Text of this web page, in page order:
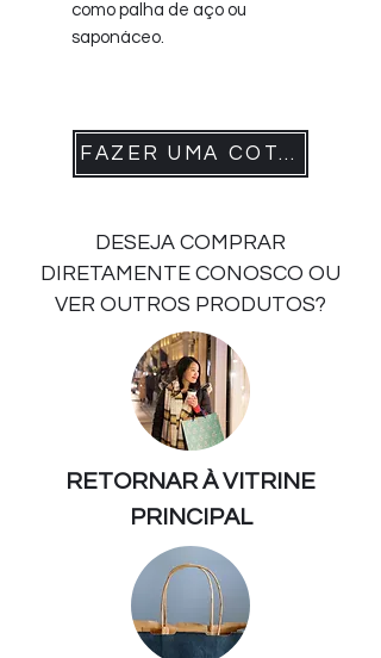
como palha de aço ou
saponáceo.
FAZER UMA COTAÇÃO
DESEJA COMPRAR
DIRETAMENTE CONOSCO OU
VER OUTROS PRODUTOS?
RETORNAR À VITRINE
PRINCIPAL